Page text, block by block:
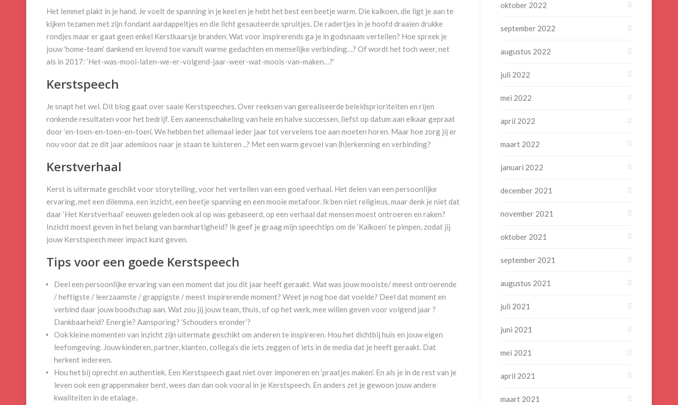
Het lemmet plakt in je hand. Je voelt de spanning in je keel en je hebt het best een beetje warm. Die kalkoen, die ligt je aan te
kijken tezamen met zijn fondant aardappeltjes en die licht gesauteerde spruitjes. De radertjes in je hoofd draaien drukke
rondjes maar er gaat geen enkel Kerstkaarsje branden. Wat voor inspirerends ga je in godsnaam vertellen? Hoe spreek je
jouw ‘home-team’ dankend en lovend toe vanuit warme gedachten en menselijke verbinding…? Of wordt het toch weer, net
als in 2017: ‘Het-was-mooi-laten-we-er-volgend-jaar-weer-wat-moois-van-maken…?‘
Kerstspeech
Je snapt het wel. Dit blog gaat over saaie Kerstspeeches. Over reeksen van gerealiseerde beleidsprioriteiten en rijen
ronkende resultaten voor het bedrijf. Een aaneenschakeling van hele en halve successen, liefst op datum aan elkaar gepraat
door ‘en-toen-en-toen-en-toen’. We hebben het allemaal ieder jaar tot vervelens toe aan moeten horen. Maar hoe zorg jij er
nou voor dat ze dit jaar ademloos naar je staan te luisteren ..? Met een warm gevoel van (h)erkenning en verbinding?
Kerstverhaal
Kerst is uitermate geschikt voor storytelling, voor het vertellen van een goed verhaal. Het delen van een persoonlijke
ervaring, met een dilemma, een inzicht, een beetje spanning en een mooie metafoor. Ik ben niet religieus, maar denk je niet dat
daar ‘Het Kerstverhaal’ eeuwen geleden ook al op was gebaseerd, op een verhaal dat mensen moest ontroeren en raken?
Inzicht moest geven in het belang van barmhartigheid? Ik geef je graag mijn speechtips om de ‘Kalkoen’ te pimpen, zodat jij
jouw Kerstspeech meer impact kunt geven.
Tips voor een goede Kerstspeech
Deel een persoonlijke ervaring van een moment dat jou dit jaar heeft geraakt. Wat was jouw mooiste/ meest ontroerende
/ heftigste / leerzaamste / grappigste / meest inspirerende moment? Weet je nog hoe dat voelde? Deel dat moment en
verbind daar jouw boodschap aan. Wat zou jij jouw team, thuis, of op het werk, mee willen geven voor volgend jaar ?
Dankbaarheid? Energie? Aansporing? ‘Schouders eronder’?
Ook kleine momenten van inzicht zijn uitermate geschikt om anderen te inspireren. Hou het dichtbij huis en jouw eigen
leefomgeving. Jouw kinderen, partner, klanten, collega’s die iets zeggen of iets in de media dat je heeft geraakt. Dat
herkent iedereen.
Hou het bij oprecht en authentiek. Een Kerstspeech gaat niet over imponeren en ‘praatjes maken’. En als je in de rest van je
leven ook een grappenmaker bent, wees dan dan ook vooral in je Kerstspeech. En anders zet je gewoon jouw andere
kwaliteiten in de etalage.
oktober 2022
september 2022
augustus 2022
juli 2022
mei 2022
april 2022
maart 2022
januari 2022
december 2021
november 2021
oktober 2021
september 2021
augustus 2021
juli 2021
juni 2021
mei 2021
april 2021
maart 2021